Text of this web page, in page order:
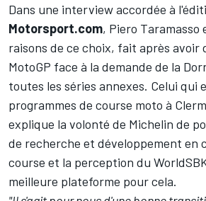
Dans une interview accordée à
Motorsport.com, Piero Taramasso
raisons de ce choix, fait après avoir
MotoGP face à la demande de la
toutes les séries annexes. Celui qui
programmes de course moto à
explique la volonté de Michelin de
de recherche et développement en
course et la perception du
meilleure plateforme pour cela.